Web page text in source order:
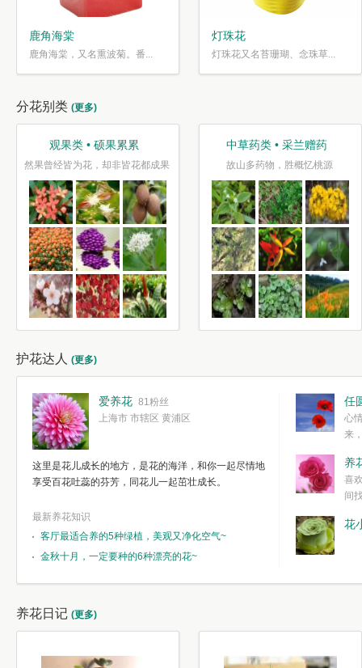
鹿角海棠
鹿角海棠，又名熏波菊。番...
灯珠花
灯珠花又名苔珊瑚、念珠草...
分花别类 (更多)
观果类 • 硕果累累
然果曾经皆为花，却非皆花都成果
中草药类 • 采兰赠药
故山多药物，胜概忆桃源
护花达人 (更多)
爱养花 81粉丝
上海市 市辖区 黄浦区
这里是花儿成长的地方，是花的海洋，和你一起尽情地
享受百花吐蕊的芬芳，同花儿一起茁壮成长。
最新养花知识
客厅最适合养的5种绿植，美观又净化空气~
金秋十月，一定要种的6种漂亮的花~
任
心
来
简单愉快的心
我们自己复杂
养
喜
间
花
养花日记 (更多)